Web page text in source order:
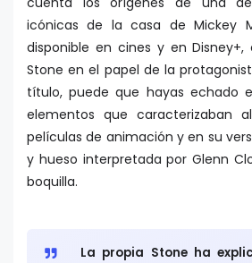
icónicas de la casa de Mickey
disponible en cines y en
Stone en el papel de la
título, puede que hayas echado
elementos que caracterizaban
películas de animación y en su
y hueso interpretada por Glenn
boquilla.
La propia Stone ha